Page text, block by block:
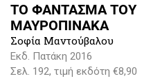
ΤΟ ΦΑΝΤΑΣΜΑ ΤΟΥ
ΜΑΥΡΟΠΙΝΑΚΑ
Σοφία Μαντούβαλου
Εκδ. Πατάκη 2016
Σελ. 192, τιμή εκδότη €8,90